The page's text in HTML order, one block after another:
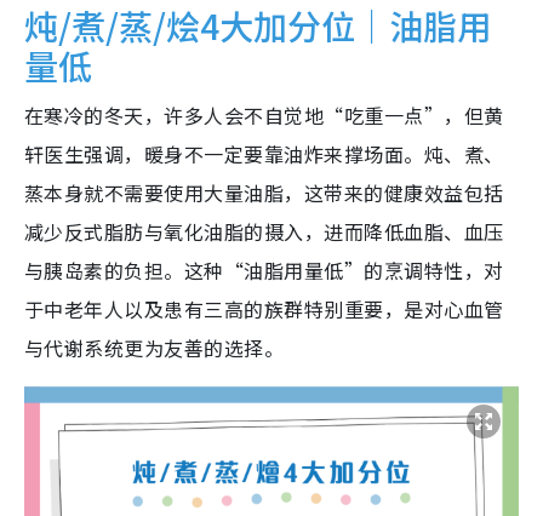
炖/煮/蒸/烩4大加分位｜油脂用
量低
在寒冷的冬天，许多人会不自觉地“吃重一点”，但黄
轩医生强调，暖身不一定要靠油炸来撑场面。炖、煮、
蒸本身就不需要使用大量油脂，这带来的健康效益包括
减少反式脂肪与氧化油脂的摄入，进而降低血脂、血压
与胰岛素的负担。这种“油脂用量低”的烹调特性，对
于中老年人以及患有三高的族群特别重要，是对心血管
与代谢系统更为友善的选择。